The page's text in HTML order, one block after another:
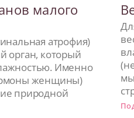
малого
атрофия)
орган, который
Именно
женщины)
природной